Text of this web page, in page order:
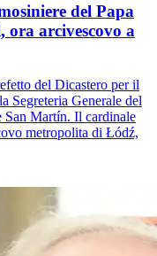
del Papa
ora arcivescovo a
del Dicastero per il
Segreteria Generale del
San Martín. Il cardinale
metropolita di Łódź,